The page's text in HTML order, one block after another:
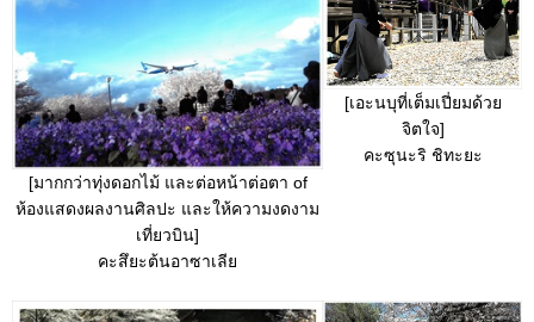
[มากกว่าทุ่งดอกไม้ และต่อหน้าต่อตา of
ห้องแสดงผลงานศิลปะ และให้ความงดงาม
เที่ยวบิน]
คะสึยะต้นอาซาเลีย
[เอะนบุที่เต็มเปี่ยมด้วย
จิตใจ]
คะซุนะริ ชิทะยะ